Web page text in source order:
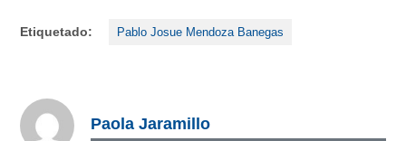
Etiquetado: Pablo Josue Mendoza Banegas
Paola Jaramillo